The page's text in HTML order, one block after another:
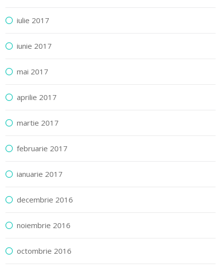
iulie 2017
iunie 2017
mai 2017
aprilie 2017
martie 2017
februarie 2017
ianuarie 2017
decembrie 2016
noiembrie 2016
octombrie 2016